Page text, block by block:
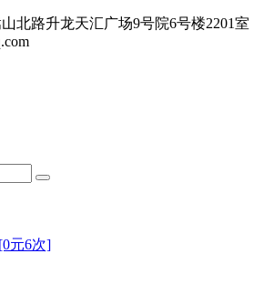
北路升龙天汇广场9号院6号楼2201室
元6次]